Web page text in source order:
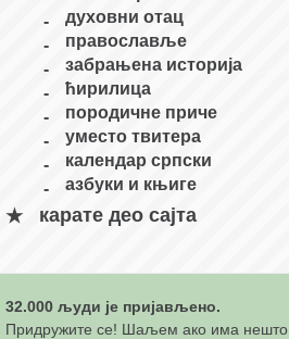
духовни отац
православље
забрањена историја
ћирилица
породичне приче
уместо твитера
календар српски
азбуки и књиге
карате део сајта
32.000 људи је пријављено.
Придружите се! Шаљем ако има нешто